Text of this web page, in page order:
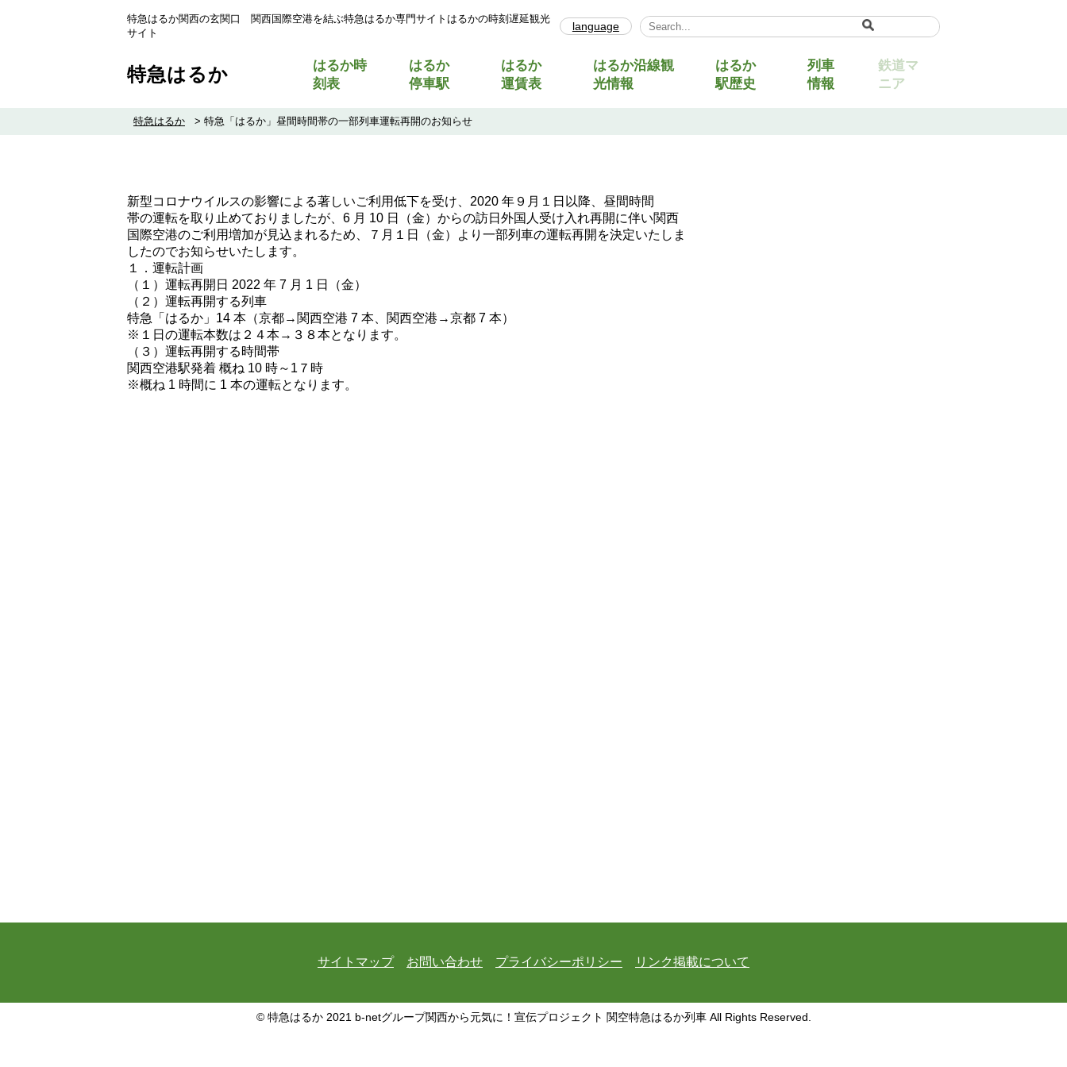
特急はるか関西の玄関口 関西国際空港を結ぶ特急はるか専門サイトはるかの時刻遅延観光
サイト
language
Select Language ▼
特急はるか
はるか時
刻表
はるか
停車駅
はるか
運賃表
はるか沿線観
光情報
はるか
駅歴史
列車
情報
鉄道マ
ニア
特急はるか > 特急「はるか」昼間時間帯の一部列車運転再開のお知らせ
新型コロナウイルスの影響による著しいご利用低下を受け、2020 年９月１日以降、昼間時間
帯の運転を取り止めておりましたが、6 月 10 日（金）からの訪日外国人受け入れ再開に伴い関西
国際空港のご利用増加が見込まれるため、７月１日（金）より一部列車の運転再開を決定いたしま
したのでお知らせいたします。
１．運転計画
（１）運転再開日 2022 年 7 月 1 日（金）
（２）運転再開する列車
特急「はるか」14 本（京都→関西空港 7 本、関西空港→京都 7 本）
※１日の運転本数は２４本→３８本となります。
（３）運転再開する時間帯
関西空港駅発着 概ね 10 時～1７時
※概ね 1 時間に 1 本の運転となります。
サイトマップ お問い合わせ プライバシーポリシー リンク掲載について
© 特急はるか 2021 b-netグループ関西から元気に！宣伝プロジェクト 関空特急はるか列車 All Rights Reserved.